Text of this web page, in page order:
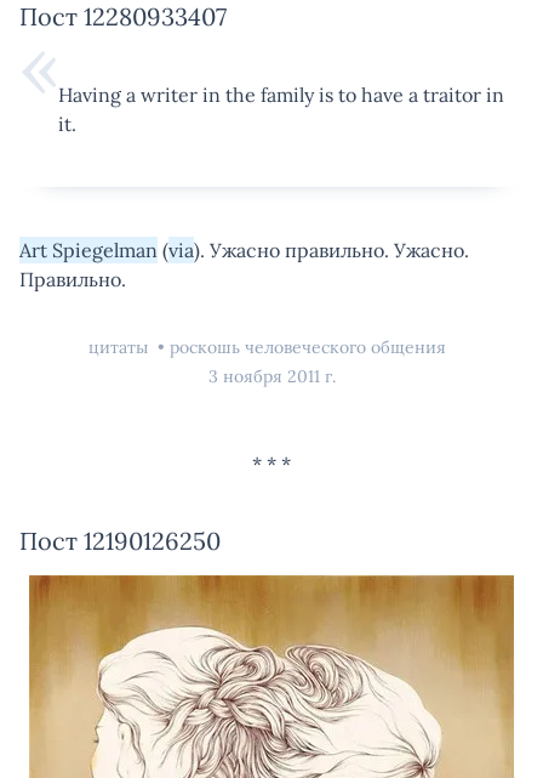
Пост 12280933407
Having a writer in the family is to have a traitor in
it.
Art Spiegelman (via). Ужасно правильно. Ужасно.
Правильно.
цитаты
роскошь человеческого общения
3 ноября 2011 г.
Пост 12190126250